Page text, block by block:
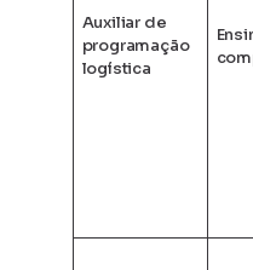
Auxiliar de
programação
logística